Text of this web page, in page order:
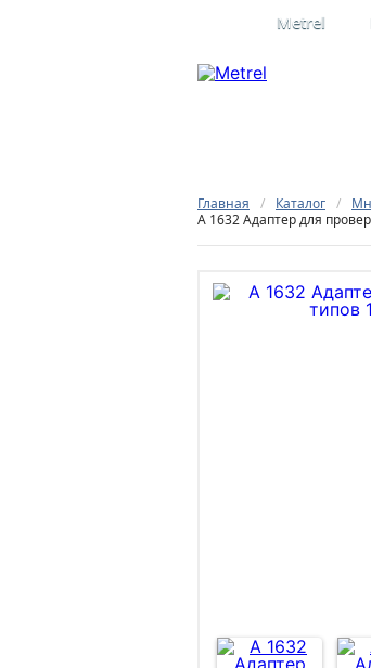
Metrel
Главная / Каталог /
А 1632 Адаптер для